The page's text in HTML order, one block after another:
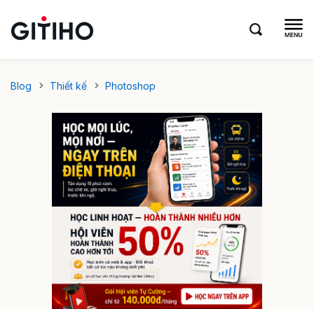
Blog Thiết kế Photoshop